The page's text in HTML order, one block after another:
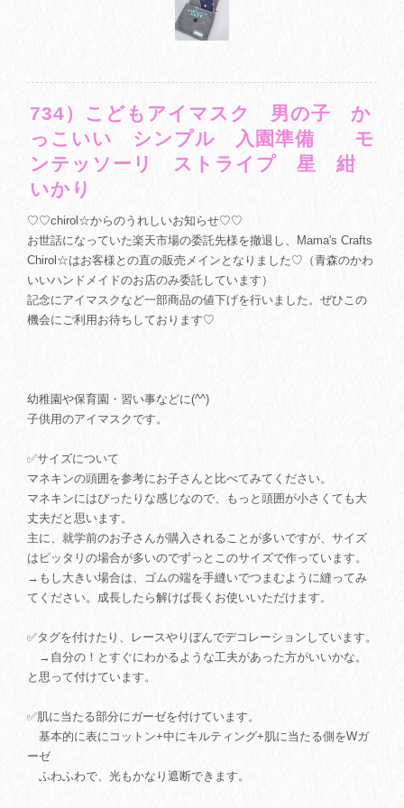
734）こどもアイマスク 男の子 か
っこいい シンプル 入園準備 モ
ンテッソーリ ストライプ 星 紺
いかり
♡♡chirol☆からのうれしいお知らせ♡♡
お世話になっていた楽天市場の委託先様を撤退し、Mama's Crafts
Chirol☆はお客様との直の販売メインとなりました♡（青森のかわ
いいハンドメイドのお店のみ委託しています）
記念にアイマスクなど一部商品の値下げを行いました。ぜひこの
機会にご利用お待ちしております♡
幼稚園や保育園・習い事などに(^^)
子供用のアイマスクです。
✅サイズについて
マネキンの頭囲を参考にお子さんと比べてみてください。
マネキンにはぴったりな感じなので、もっと頭囲が小さくても大
丈夫だと思います。
主に、就学前のお子さんが購入されることが多いですが、サイズ
はピッタリの場合が多いのでずっとこのサイズで作っています。
→もし大きい場合は、ゴムの端を手縫いでつまむように縫ってみ
てください。成長したら解けば長くお使いいただけます。
✅タグを付けたり、レースやりぼんでデコレーションしています。
→自分の！とすぐにわかるような工夫があった方がいいかな。
と思って付けています。
✅肌に当たる部分にガーゼを付けています。
基本的に表にコットン+中にキルティング+肌に当たる側をWガ
ーゼ
ふわふわで、光もかなり遮断できます。